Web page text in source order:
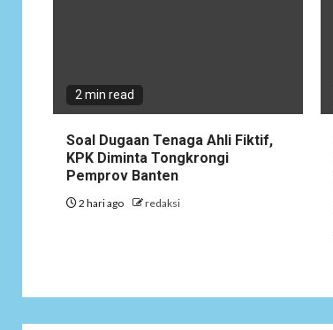
2 min read
Soal Dugaan Tenaga Ahli Fiktif,
KPK Diminta Tongkrongi
Pemprov Banten
2 hari ago redaksi